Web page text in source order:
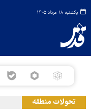
یکشنبه ۱۸ مرداد ۱۴۰۵
تحولات منطقه